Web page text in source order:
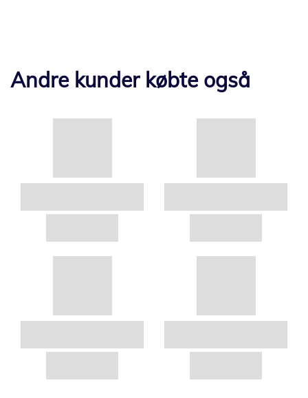
Andre kunder købte også